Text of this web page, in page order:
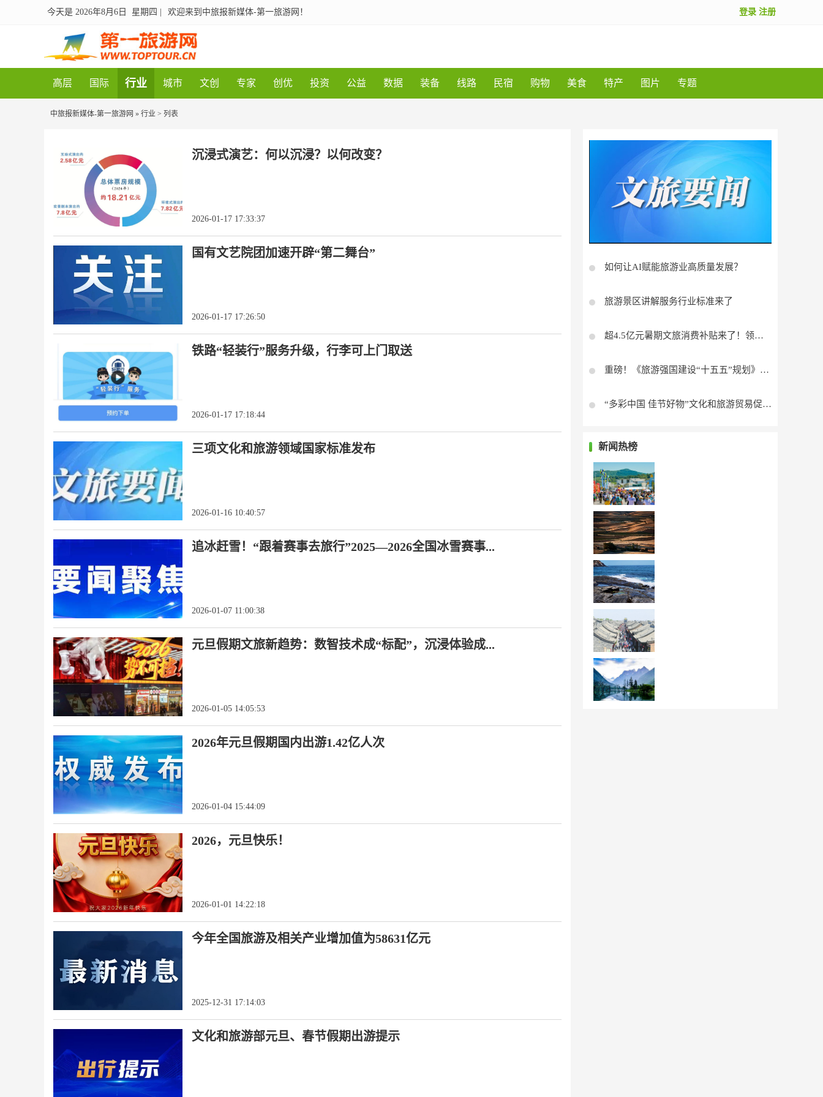
登录 注册
今天是 2026年8月6日 星期四 欢迎来到中旅报新媒体-第一旅游网！
高层 国际 行业 城市 文创 专家 创优 投资 公益 数据 装备 线路 民宿 购物 美食 特产 图片 专题
中旅报新媒体-第一旅游网 » 行业 > 列表
沉浸式演艺：何以沉浸？以何改变？
2026-01-17 17:33:37
国有文艺院团加速开辟“第二舞台”
2026-01-17 17:26:50
铁路“轻装行”服务升级，行李可上门取送
2026-01-17 17:18:44
三项文化和旅游领域国家标准发布
2026-01-16 10:40:57
追冰赶雪！“跟着赛事去旅行”2025—2026全国冰雪赛事...
2026-01-07 11:00:38
元旦假期文旅新趋势：数智技术成“标配”，沉浸体验成...
2026-01-05 14:05:53
2026年元旦假期国内出游1.42亿人次
2026-01-04 15:44:09
2026，元旦快乐！
2026-01-01 14:22:18
今年全国旅游及相关产业增加值为58631亿元
2025-12-31 17:14:03
文化和旅游部元旦、春节假期出游提示
如何让AI赋能旅游业高质量发展？
旅游景区讲解服务行业标准来了
超4.5亿元暑期文旅消费补贴来了！领券入口→
重磅！《旅游强国建设“十五五”规划》发布
“多彩中国 佳节好物”文化和旅游贸易促进活动在京举办
新闻热榜